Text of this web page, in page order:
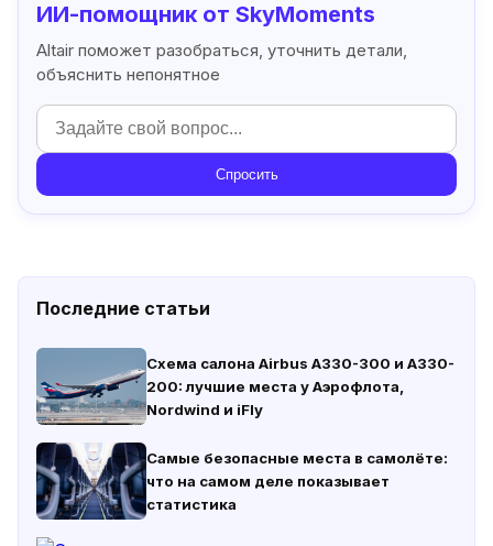
ИИ-помощник от SkyMoments
Altair поможет разобраться, уточнить детали,
объяснить непонятное
Спросить
Последние статьи
Схема салона Airbus A330-300 и A330-
200: лучшие места у Аэрофлота,
Nordwind и iFly
Самые безопасные места в самолёте:
что на самом деле показывает
статистика